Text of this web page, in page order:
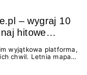
– wygraj 10
hitowe
wyjątkowa platforma,
chwil. Letnia mapa
wyjazdów, przez